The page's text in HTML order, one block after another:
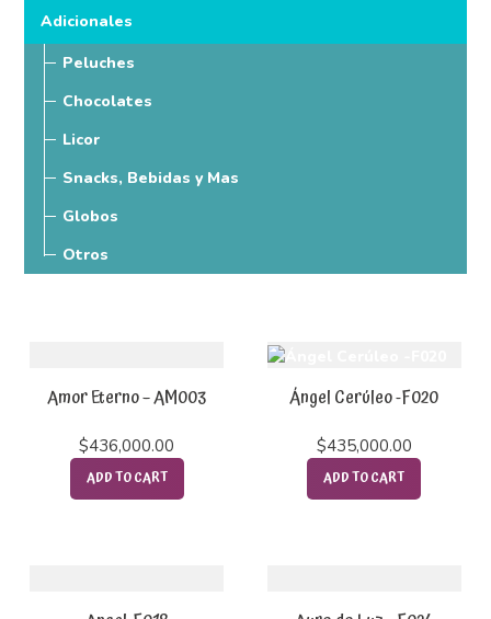
Adicionales
Peluches
Chocolates
Licor
Snacks, Bebidas y Mas
Globos
Otros
Amor Eterno – AM003
$436,000.00
ADD TO CART
Ángel Cerúleo -F020
$435,000.00
ADD TO CART